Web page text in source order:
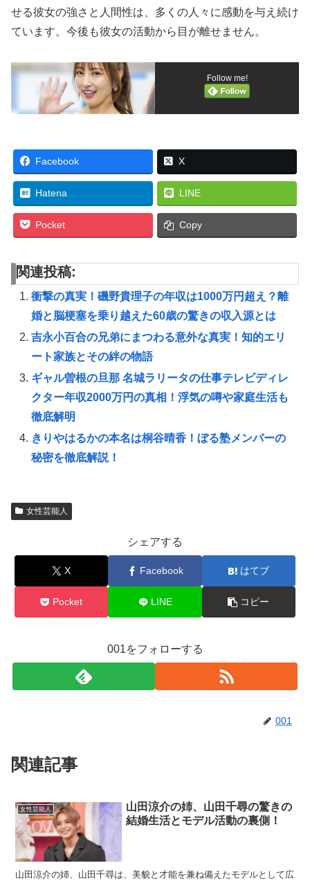
せる彼女の強さと人間性は、多くの人々に感動を与え続け
ています。今後も彼女の活動から目が離せません。
Follow me!
Facebook X
Hatena LINE
Pocket Copy
関連投稿:
衝撃の真実！磯野貴理子の年収は1000万円超え？離
婚と脳梗塞を乗り越えた60歳の驚きの収入源とは
吉永小百合の兄弟にまつわる意外な真実！知的エリ
ート家族とその絆の物語
ギャル曽根の旦那 名城ラリータの仕事テレビディレ
クター年収2000万円の真相！浮気の噂や家庭生活も
徹底解明
きりやはるかの本名は桐谷晴香！ぼる塾メンバーの
秘密を徹底解説！
女性芸能人
シェアする
X Facebook はてブ
Pocket LINE コピー
001をフォローする
001
関連記事
女性芸能人
山田涼介の姉、山田千尋の驚きの
結婚生活とモデル活動の裏側！
山田涼介の姉、山田千尋は、美貌と才能を兼ね備えたモデルとして広